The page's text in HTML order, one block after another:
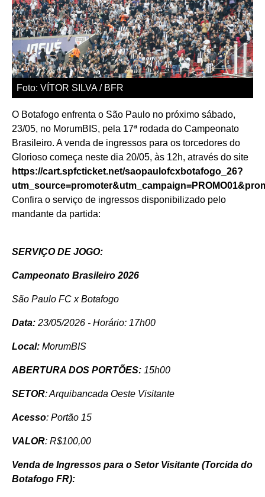
Foto: VÍTOR SILVA / BFR
O Botafogo enfrenta o São Paulo no próximo sábado,
23/05, no MorumBIS, pela 17ª rodada do Campeonato
Brasileiro. A venda de ingressos para os torcedores do
Glorioso começa neste dia 20/05, às 12h, através do site
https://cart.spfcticket.net/saopaulofcxbotafogo_26?
Confira o serviço de ingressos disponibilizado pelo
mandante da partida:
SERVIÇO DE JOGO:
Campeonato Brasileiro 2026
São Paulo FC x Botafogo
Data: 23/05/2026 - Horário: 17h00
Local: MorumBIS
ABERTURA DOS PORTÕES: 15h00
SETOR: Arquibancada Oeste Visitante
Acesso: Portão 15
VALOR: R$100,00
Venda de Ingressos para o Setor Visitante (Torcida do
Botafogo FR):